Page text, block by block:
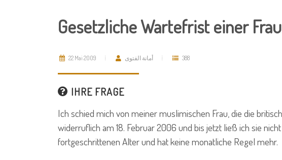
Gesetzliche Wartefrist einer
22 Mai 2009 أمانة الفتوى 388
IHRE FRAGE
Ich schied mich von meiner muslimischen Frau, die die
widerruflich am 18. Februar 2006 und bis jetzt ließ ich sie
fortgeschrittenen Alter und hat keine monatliche Regel mehr.